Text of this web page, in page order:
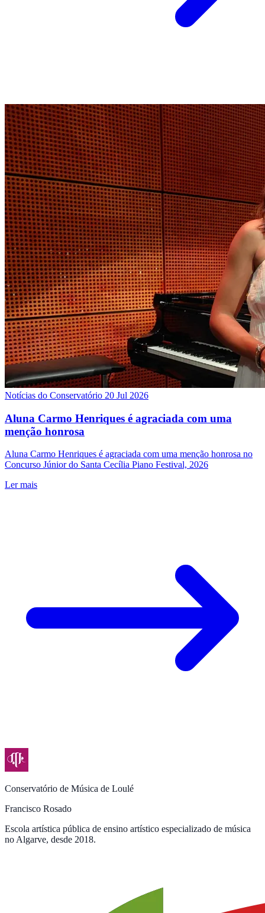
Notícias do Conservatório 20 Jul 2026
Aluna Carmo Henriques é agraciada com uma
menção honrosa
Aluna Carmo Henriques é agraciada com uma menção honrosa no
Concurso Júnior do Santa Cecília Piano Festival, 2026
Ler mais
Conservatório de Música de Loulé
Francisco Rosado
Escola artística pública de ensino artístico especializado de música
no Algarve, desde 2018.